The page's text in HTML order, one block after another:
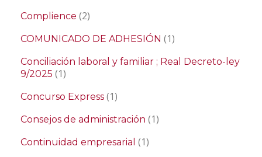
Complience (2)
COMUNICADO DE ADHESIÓN (1)
Conciliación laboral y familiar ; Real Decreto-ley
9/2025 (1)
Concurso Express (1)
Consejos de administración (1)
Continuidad empresarial (1)